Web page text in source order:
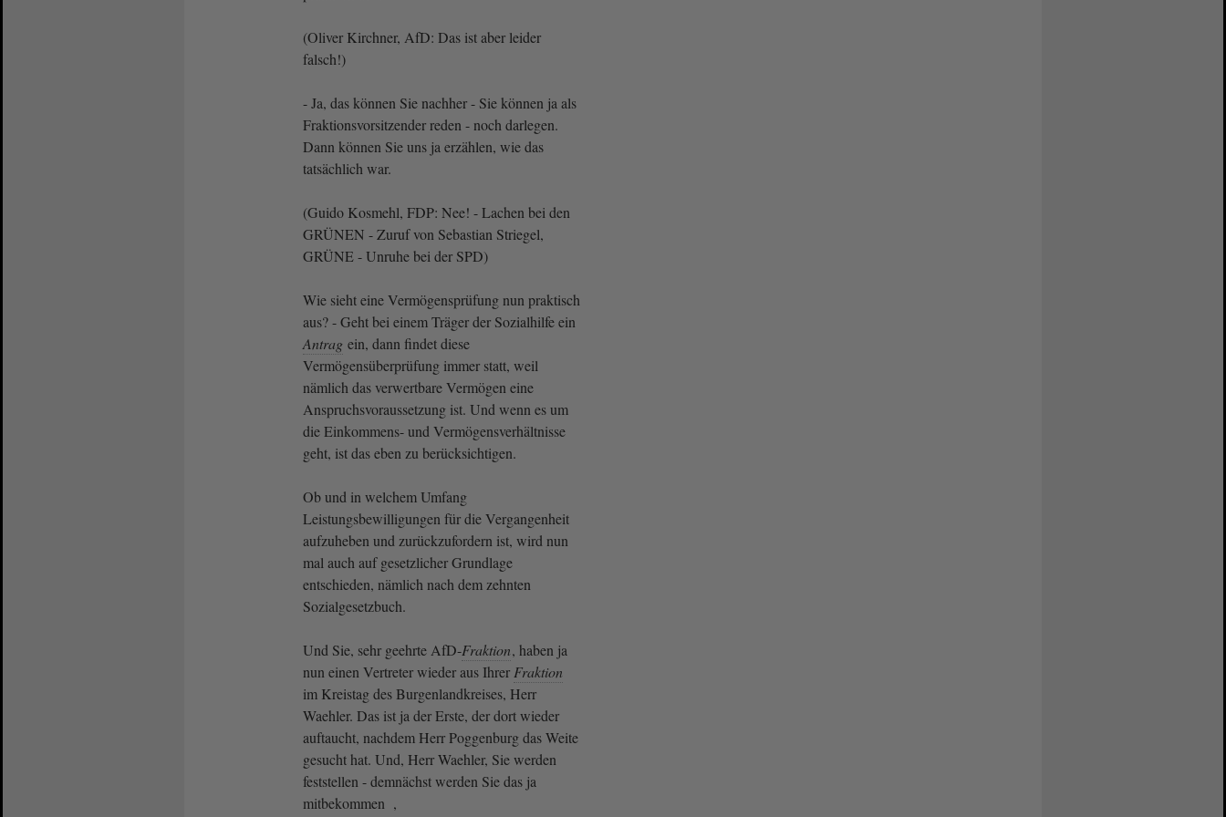
(Oliver Kirchner, AfD: Das ist aber leider
falsch!)
- Ja, das können Sie nachher - Sie können ja als
Fraktionsvorsitzender reden - noch darlegen.
Dann können Sie uns ja erzählen, wie das
tatsächlich war.
(Guido Kosmehl, FDP: Nee! - Lachen bei den
GRÜNEN - Zuruf von Sebastian Striegel,
GRÜNE - Unruhe bei der SPD)
Wie sieht eine Vermögensprüfung nun praktisch
aus? - Geht bei einem Träger der Sozialhilfe ein
Antrag ein, dann findet diese
Vermögensüberprüfung immer statt, weil
nämlich das verwertbare Vermögen eine
Anspruchsvoraussetzung ist. Und wenn es um
die Einkommens- und Vermögensverhältnisse
geht, ist das eben zu berücksichtigen.
Ob und in welchem Umfang
Leistungsbewilligungen für die Vergangenheit
aufzuheben und zurückzufordern ist, wird nun
mal auch auf gesetzlicher Grundlage
entschieden, nämlich nach dem zehnten
Sozialgesetzbuch.
Und Sie, sehr geehrte AfD-Fraktion, haben ja
nun einen Vertreter wieder aus Ihrer Fraktion
im Kreistag des Burgenlandkreises, Herr
Waehler. Das ist ja der Erste, der dort wieder
auftaucht, nachdem Herr Poggenburg das Weite
gesucht hat. Und, Herr Waehler, Sie werden
feststellen - demnächst werden Sie das ja
mitbekommen ,